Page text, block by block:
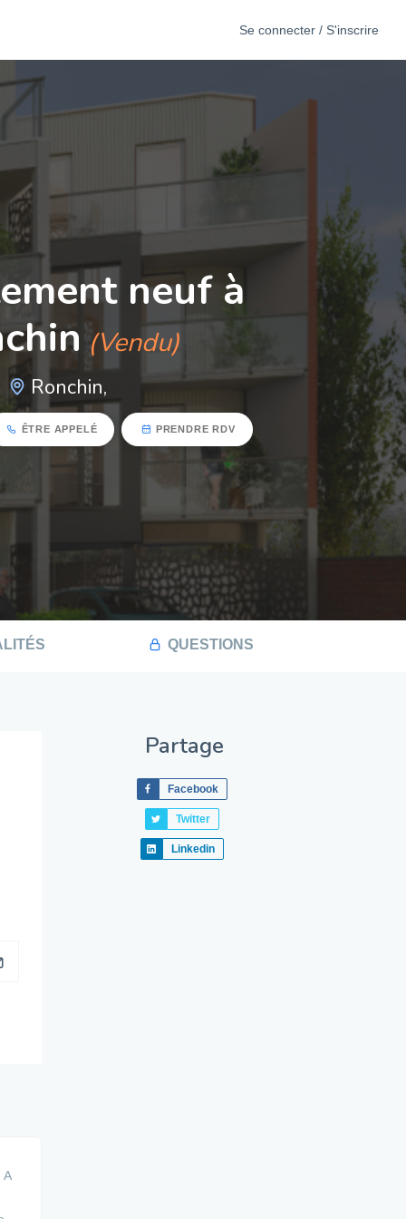
Se connecter / S'inscrire
neuf à
(Vendu)
Ronchin,
ÊTRE APPELÉ PRENDRE RDV
QUESTIONS
A
Partage
Facebook
Twitter
Linkedin